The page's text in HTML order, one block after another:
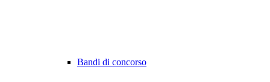
Bandi di concorso